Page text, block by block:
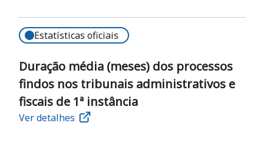
Estatísticas oficiais
Duração média (meses) dos processos
findos nos tribunais administrativos e
fiscais de 1ª instância
Ver detalhes